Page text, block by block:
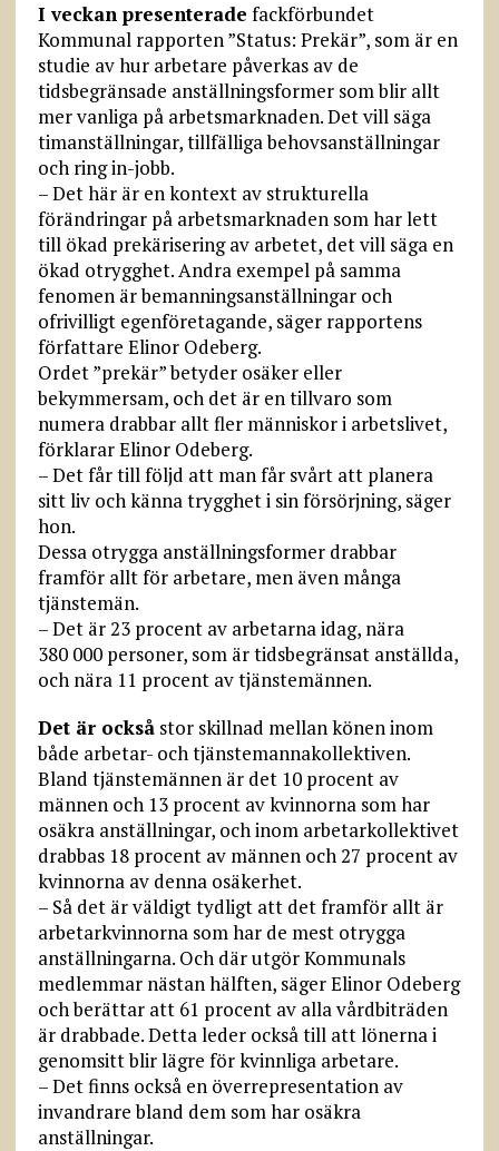
I veckan presenterade fackförbundet
Kommunal rapporten ”Status: Prekär”, som är en
studie av hur arbetare påverkas av de
tidsbegränsade anställningsformer som blir allt
mer vanliga på arbetsmarknaden. Det vill säga
timanställningar, tillfälliga behovsanställningar
och ring in-jobb.
– Det här är en kontext av strukturella
förändringar på arbetsmarknaden som har lett
till ökad prekärisering av arbetet, det vill säga en
ökad otrygghet. Andra exempel på samma
fenomen är bemanningsanställningar och
ofrivilligt egenföretagande, säger rapportens
författare Elinor Odeberg.
Ordet ”prekär” betyder osäker eller
bekymmersam, och det är en tillvaro som
numera drabbar allt fler människor i arbetslivet,
förklarar Elinor Odeberg.
– Det får till följd att man får svårt att planera
sitt liv och känna trygghet i sin försörjning, säger
hon.
Dessa otrygga anställningsformer drabbar
framför allt för arbetare, men även många
tjänstemän.
– Det är 23 procent av arbetarna idag, nära
380 000 personer, som är tidsbegränsat anställda,
och nära 11 procent av tjänstemännen.
Det är ocksåstor skillnad mellan könen inom
både arbetar- och tjänstemannakollektiven.
Bland tjänstemännen är det 10 procent av
männen och 13 procent av kvinnorna som har
osäkra anställningar, och inom arbetarkollektivet
drabbas 18 procent av männen och 27 procent av
kvinnorna av denna osäkerhet.
– Så det är väldigt tydligt att det framför allt är
arbetarkvinnorna som har de mest otrygga
anställningarna. Och där utgör Kommunals
medlemmar nästan hälften, säger Elinor Odeberg
och berättar att 61 procent av alla vårdbiträden
är drabbade. Detta leder också till att lönerna i
genomsitt blir lägre för kvinnliga arbetare.
– Det finns också en överrepresentation av
invandrare bland dem som har osäkra
anställningar.